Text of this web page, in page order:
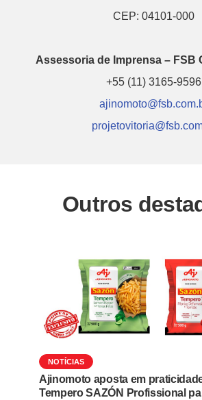
CEP: 04101-000
Assessoria de Imprensa – FSB
+55 (11) 3165-9596
Outros
NOTÍCIAS
Ajinomoto aposta em
Tempero SAZÓN Profissional